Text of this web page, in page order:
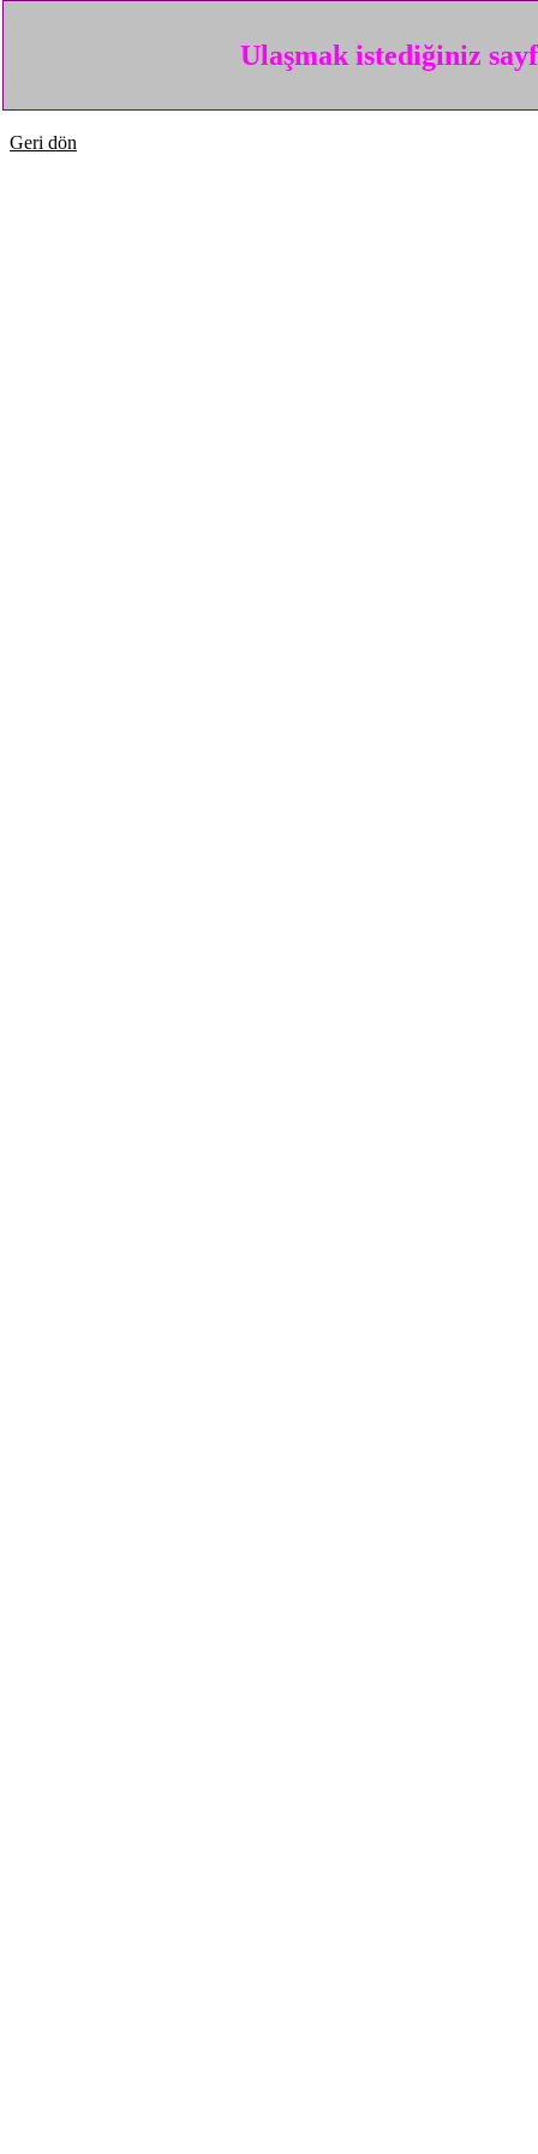
Ulaşmak istediğiniz
Geri dön